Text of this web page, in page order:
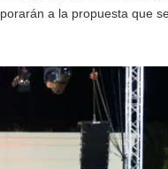
a la propuesta que